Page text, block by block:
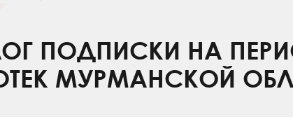
ПОДПИСКИ НА
МУРМАНСКОЙ